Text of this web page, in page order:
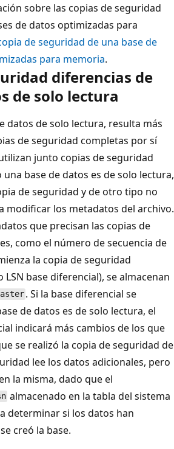
sobre las copias de seguridad
de datos optimizadas para
de seguridad de una base de
para memoria.
diferencias de
de solo lectura
datos de solo lectura, resulta más
de seguridad completas por sí
junto copias de seguridad
base de datos es de solo lectura,
de seguridad y de otro tipo no
modificar los metadatos del archivo.
que precisan las copias de
como el número de secuencia de
la copia de seguridad
base diferencial), se almacenan
. Si la base diferencial se
de datos es de solo lectura, el
indicará más cambios de los que
se realizó la copia de seguridad de
lee los datos adicionales, pero
la misma, dado que el
almacenado en la tabla del sistema
determinar si los datos han
creó la base.